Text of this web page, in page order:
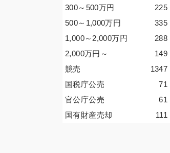
225
300～500万円
335
500～1,000万円
288
1,000～2,000万円
149
2,000万円 ～
1347
競売
71
国税庁公売
61
官公庁公売
111
国有財産売却